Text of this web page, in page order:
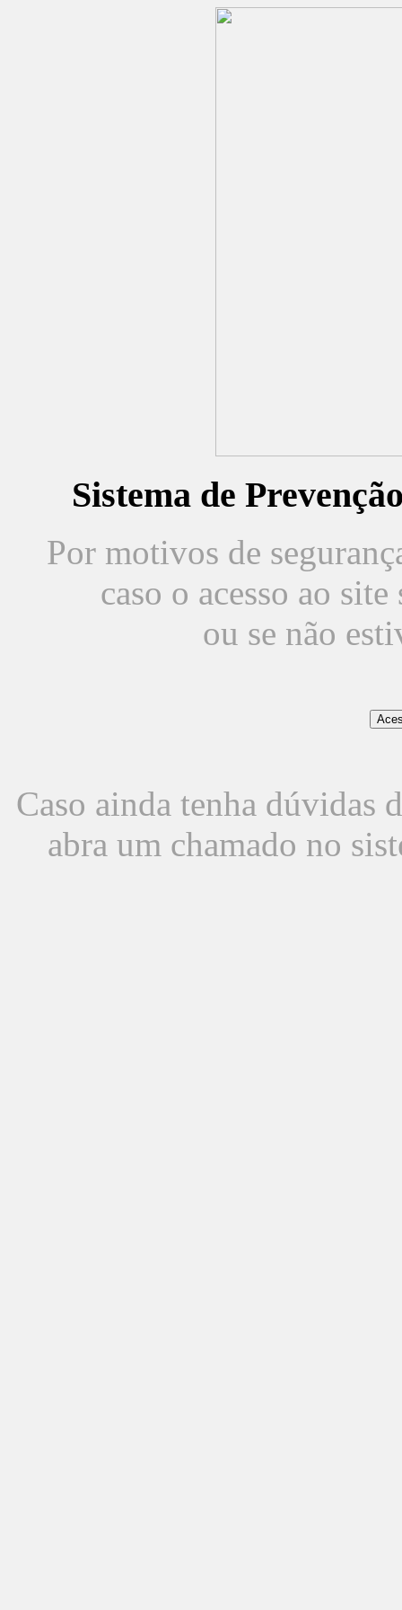
Sistema de
Por motivos de
caso o acesso ao
ou se não
Caso ainda tenha dúvidas
abra um chamado no